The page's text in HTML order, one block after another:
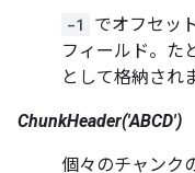
-1
でオフセッ
フィールド。た
として格納され
ChunkHeader('ABCD')
個々のチャンク